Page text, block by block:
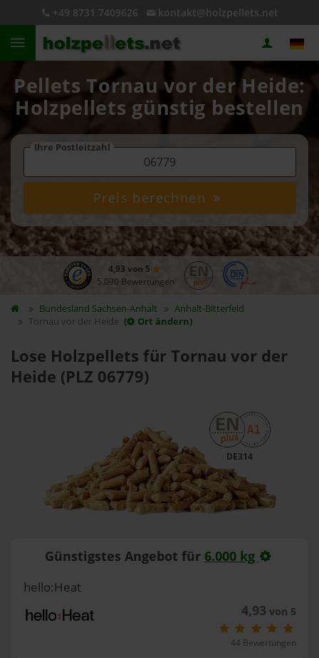
+49 8731 7409626 kontakt@holzpellets.net
Pellets Tornau vor der Heide:
Holzpellets günstig bestellen
Ihre Postleitzahl
Preis berechnen
4,93 von 5
5.090 Bewertungen
Bundesland Sachsen-Anhalt
Anhalt-Bitterfeld
Tornau vor der Heide ( Ort ändern)
Lose Holzpellets für Tornau vor der
Heide (PLZ 06779)
DE314
Günstigstes Angebot für 6.000 kg
hello:Heat
4,93 von 5
44 Bewertungen